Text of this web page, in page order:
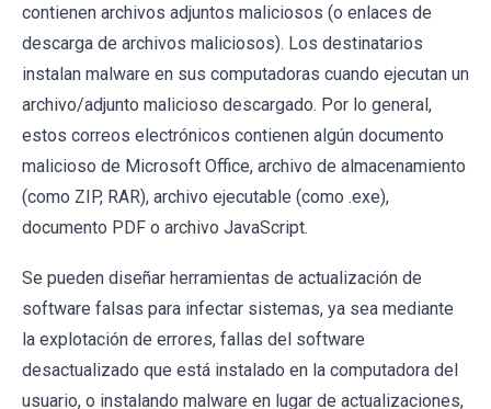
contienen archivos adjuntos maliciosos (o enlaces de
descarga de archivos maliciosos). Los destinatarios
instalan malware en sus computadoras cuando ejecutan un
archivo/adjunto malicioso descargado. Por lo general,
estos correos electrónicos contienen algún documento
malicioso de Microsoft Office, archivo de almacenamiento
(como ZIP, RAR), archivo ejecutable (como .exe),
documento PDF o archivo JavaScript.
Se pueden diseñar herramientas de actualización de
software falsas para infectar sistemas, ya sea mediante
la explotación de errores, fallas del software
desactualizado que está instalado en la computadora del
usuario, o instalando malware en lugar de actualizaciones,